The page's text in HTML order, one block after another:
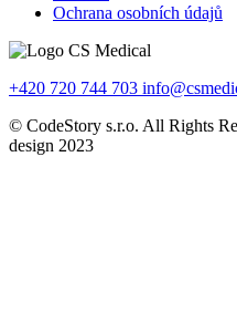
Ochrana osobních údajů
+420 720 744 703
© CodeStory s.r.o. All Rights
design 2023